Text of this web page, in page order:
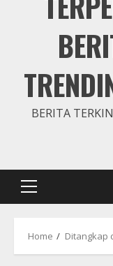
BERITA
Primary
Home Ditangkap